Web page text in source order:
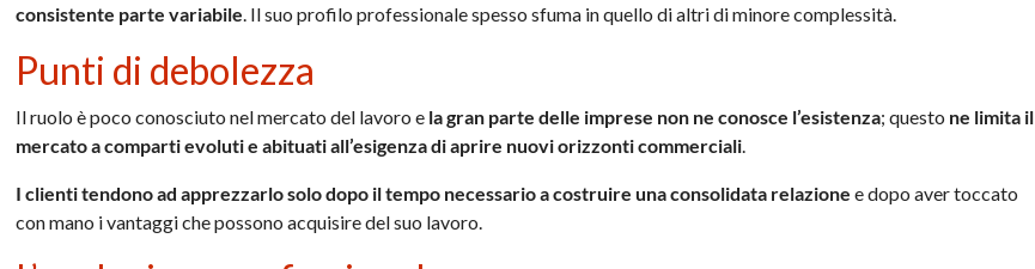
consistente parte variabile. Il suo profilo professionale spesso sfuma in quello di altri di minore complessità.
Punti di debolezza
Il ruolo è poco conosciuto nel mercato del lavoro e la gran parte delle imprese non ne conosce l’esistenza; questo ne limita il
mercato a comparti evoluti e abituati all’esigenza di aprire nuovi orizzonti commerciali.
I clienti tendono ad apprezzarlo solo dopo il tempo necessario a costruire una consolidata relazione e dopo aver toccato
con mano i vantaggi che possono acquisire del suo lavoro.